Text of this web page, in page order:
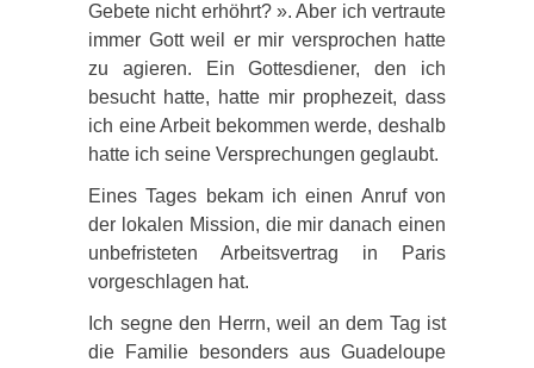
Gebete nicht erhöhrt? ». Aber ich vertraute
immer Gott weil er mir versprochen hatte
zu agieren. Ein Gottesdiener, den ich
besucht hatte, hatte mir prophezeit, dass
ich eine Arbeit bekommen werde, deshalb
hatte ich seine Versprechungen geglaubt.
Eines Tages bekam ich einen Anruf von
der lokalen Mission, die mir danach einen
unbefristeten Arbeitsvertrag in Paris
vorgeschlagen hat.
Ich segne den Herrn, weil an dem Tag ist
die Familie besonders aus Guadeloupe